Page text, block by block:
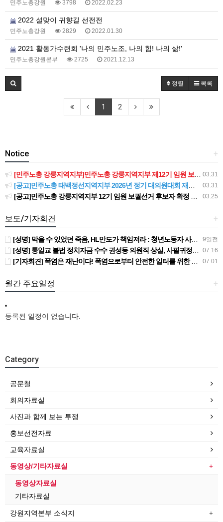
민주노총강원 3798 2022.02.23
2022 설맞이 귀향길 선전전
민주노총강원 2829 2022.01.30
2021 활동가수련회 '나의 민주노조, 나의 힘! 나의 삶!'
민주노총강원본부 2725 2021.12.13
정렬 목록
1 2
+
Notice
03.31
[민주노총 강릉지역지부]민주노총 강릉지역지부 제12기 임원 보궐선거결과 공고
03.31
[공고]민주노총 태백정선지역지부 2026년 정기 대의원대회 재소집 건
03.25
[공고]민주노총 강릉지역지부 12기 임원 보궐선거 후보자 확정 공고
+
보도/기자회견
9일전
[성명] 막을 수 있었던 죽음, HL만도가 책임져라 : 청년노동자 사망사고의 철저한 진상규명과 재발방지 대책 마련하라
07.16
[성명] 통일교 불법 정치자금 수수 권성동 의원직 상실, 사필귀정이다
07.01
[기자회견] 폭염은 재난이다! 폭염으로부터 안전한 일터를 위한 민주노총 강원지역본부 폭염감시단 선포 기자회견
+
월간 주요일정
등록된 일정이 없습니다.
Category
공문철
회의자료실
사진과 함께 보는 투쟁
홍보선전자료
교육자료실
동영상/기타자료실
동영상자료실
기타자료실
강원지역본부 소식지